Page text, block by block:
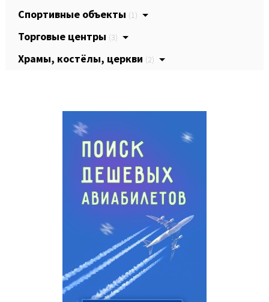
Спортивные объекты (1)
Торговые центры (3)
Храмы, костёлы, церкви (2)